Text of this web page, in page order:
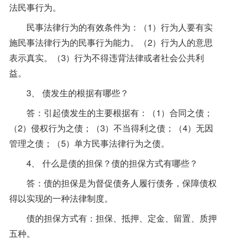
法民事行为。
民事法律行为的有效条件为：（1）行为人要有实
施民事法律行为的民事行为能力。（2）行为人的意思
表示真实。（3）行为不得违背法律或者社会公共利
益。
3、 债发生的根据有哪些？
答：引起债发生的主要根据有：（1）合同之债；
（2）侵权行为之债；（3）不当得利之债；（4）无因
管理之债；（5）单方民事法律行为之债。
4、 什么是债的担保？债的担保方式有哪些？
答：债的担保是为督促债务人履行债务，保障债权
得以实现的一种法律制度。
债的担保方式有：担保、抵押、定金、留置、质押
五种。